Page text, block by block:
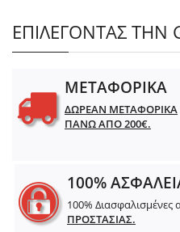
ΕΠΙΛΕΓΟΝΤΑΣ ΤΗΝ
ΜΕΤΑΦΟΡΙΚΑ
ΔΩΡΕΑΝ ΜΕΤΑΦΟΡΙΚΑ
ΠΑΝΩ ΑΠΟ 200€.
100%
100% Διασφαλισμένες
ΠΡΟΣΤΑΣΙΑΣ.